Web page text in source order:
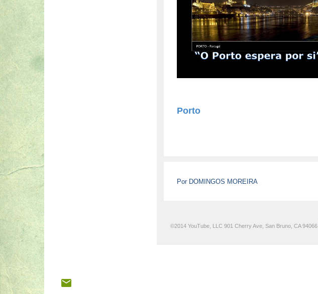
Porto
Por DOMINGOS MOREIRA
©2014 YouTube, LLC 901 Cherry Ave, San Bruno, CA 94066